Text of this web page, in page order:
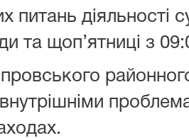
питань діяльності
та щоп’ятниці з